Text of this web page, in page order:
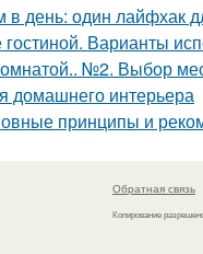
день: один лайфхак
Варианты
№2. Выбор
домашнего интерьера
принципы и
Обратная связь
Копирование